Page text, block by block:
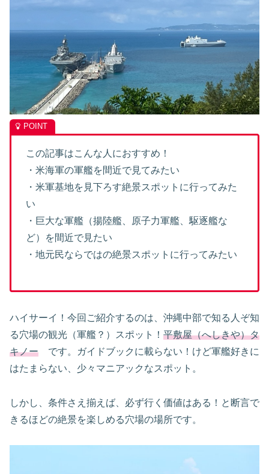
この記事はこんな人におすすめ！
・米海軍の軍艦を間近で見てみたい
・米軍基地を見下ろす絶景スポットに行ってみた
い
・巨大な軍艦（揚陸艦、原子力軍艦、駆逐艦な
ど）を間近で見たい
・地元民ならではの絶景スポットに行ってみたい
ハイサーイ！今回ご紹介するのは、沖縄中部で知る人ぞ知
る穴場の観光（軍艦？）スポット！ 平敷屋（へしきや）タ
キノー です。ガイドブックに載らない！けど軍艦好きに
はたまらない、少々マニアックなスポット。
しかし、条件さえ揃えば、必ず行く価値はある！と断言で
きるほどの絶景を楽しめる穴場の場所です。